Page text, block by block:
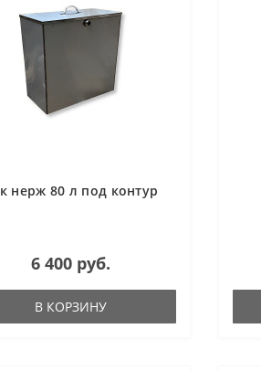
нерж 80 л под контур
6 400 руб.
В КОРЗИНУ